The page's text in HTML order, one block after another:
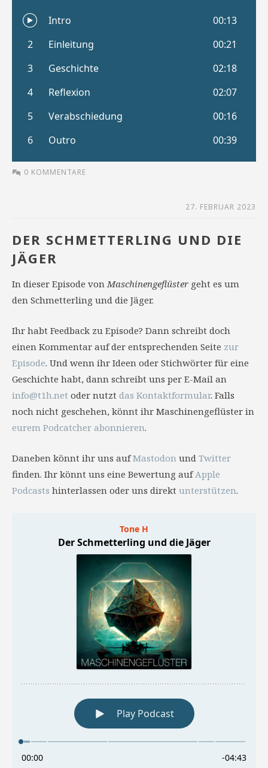
0 KOMMENTARE
27. FEBRUAR 2023
DER SCHMETTERLING UND DIE
JÄGER
In dieser Episode vonMaschinengeflüster geht es um
den Schmetterling und die Jäger.
Ihr habt Feedback zu Episode? Dann schreibt doch
einen Kommentar auf der entsprechenden Seite zur
Episode. Und wenn ihr Ideen oder Stichwörter für eine
Geschichte habt, dann schreibt uns per E-Mail an
info@t1h.net oder nutzt das Kontaktformular. Falls
noch nicht geschehen, könnt ihr Maschinengeflüster in
eurem Podcatcher abonnieren.
Daneben könnt ihr uns aufMastodon und Twitter
finden. Ihr könnt uns eine Bewertung aufApple
Podcasts hinterlassen oder uns direkt unterstützen.